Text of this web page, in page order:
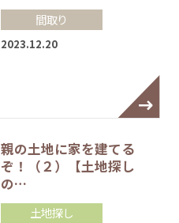
間取り
2023.12.20
親の土地に家を建てる
ぞ！（２）【土地探し
の…
土地探し